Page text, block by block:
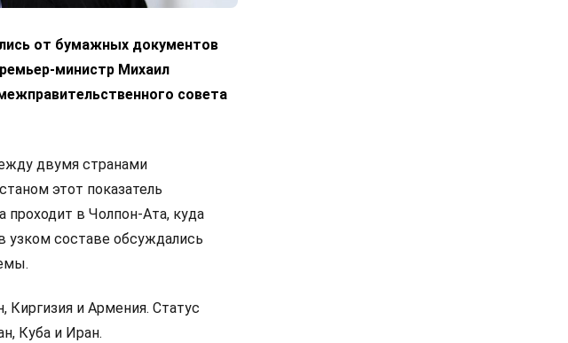
от бумажных документов
министр Михаил
совета
двумя странами
этот показатель
в Чолпон-Ата, куда
составе обсуждались
Киргизия и Армения. Статус
Куба и Иран.